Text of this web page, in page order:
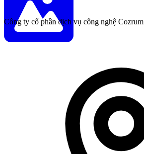
Công ty cổ phần dịch vụ công nghệ Cozrum